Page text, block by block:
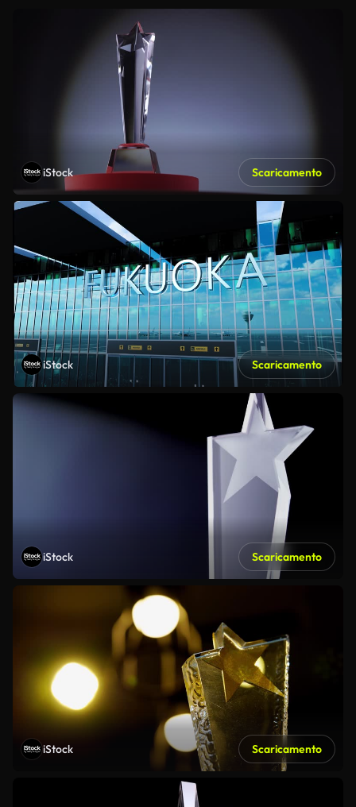
iStock Scaricamento
iStock Scaricamento
iStock Scaricamento
iStock Scaricamento